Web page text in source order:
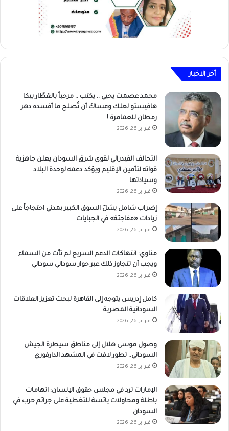
أخر الاخبار
محمد عصمت يحيي .. يكتب .. مرحباً بالعَطّار بيكا
هافيستو لعلك وعساكَ أن تُصلح ما أفسده دهر
رمطان للعمامرة !
فبراير 26, 2026
التحالف الفيدرالي لقوى شرق السودان يعلن جاهزية
قواته لتأمين الإقليم ويؤكد دعمه لوحدة البلاد
وسيادتها
فبراير 26, 2026
إضراب شامل يشلّ السوق الكبير بمدني احتجاجاً على
زيادات «مفاجئة» في الجبايات
فبراير 26, 2026
مناوي: انتهاكات الدعم السريع لم تأت من السماء
ويجب أن تتجاوز ذلك عبر حوار سوداني سوداني
فبراير 26, 2026
كامل إدريس يتوجه إلى القاهرة لبحث تعزيز العلاقات
السودانية المصرية
فبراير 26, 2026
وصول موسى هلال إلى مناطق سيطرة الجيش
السوداني.. تطور لافت في المشهد الدارفوري
فبراير 26, 2026
الإمارات ترد في مجلس حقوق الإنسان: اتهامات
باطلة ومحاولات يائسة للتغطية على جرائم حرب في
السودان
فبراير 26, 2026